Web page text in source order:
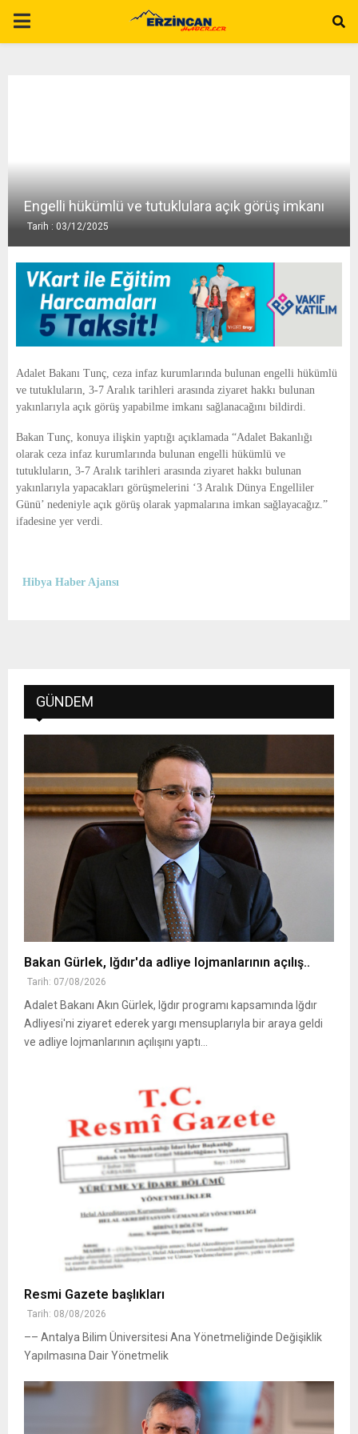
P
A
E
N
U
Engelli hükümlü ve tutuklulara açık görüş imkanı
Tarih : 03/12/2025
Adalet Bakanı Tunç, ceza infaz kurumlarında bulunan engelli hükümlü
ve tutukluların, 3-7 Aralık tarihleri arasında ziyaret hakkı bulunan
yakınlarıyla açık görüş yapabilme imkanı sağlanacağını bildirdi.
Bakan Tunç, konuya ilişkin yaptığı açıklamada “Adalet Bakanlığı
olarak ceza infaz kurumlarında bulunan engelli hükümlü ve
tutukluların, 3-7 Aralık tarihleri arasında ziyaret hakkı bulunan
yakınlarıyla yapacakları görüşmelerini ‘3 Aralık Dünya Engelliler
Günü’ nedeniyle açık görüş olarak yapmalarına imkan sağlayacağız.”
ifadesine yer verdi.
Hibya Haber Ajansı
GÜNDEM
Bakan Gürlek, Iğdır'da adliye lojmanlarının açılış..
Tarih: 07/08/2026
Adalet Bakanı Akın Gürlek, Iğdır programı kapsamında Iğdır
Adliyesi'ni ziyaret ederek yargı mensuplarıyla bir araya geldi
ve adliye lojmanlarının açılışını yaptı...
Resmi Gazete başlıkları
Tarih: 08/08/2026
–– Antalya Bilim Üniversitesi Ana Yönetmeliğinde Değişiklik
Yapılmasına Dair Yönetmelik